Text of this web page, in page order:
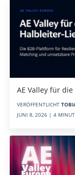
AE Valley für
VERÖFFENTLICHT
JUNI 8, 2026 | 4